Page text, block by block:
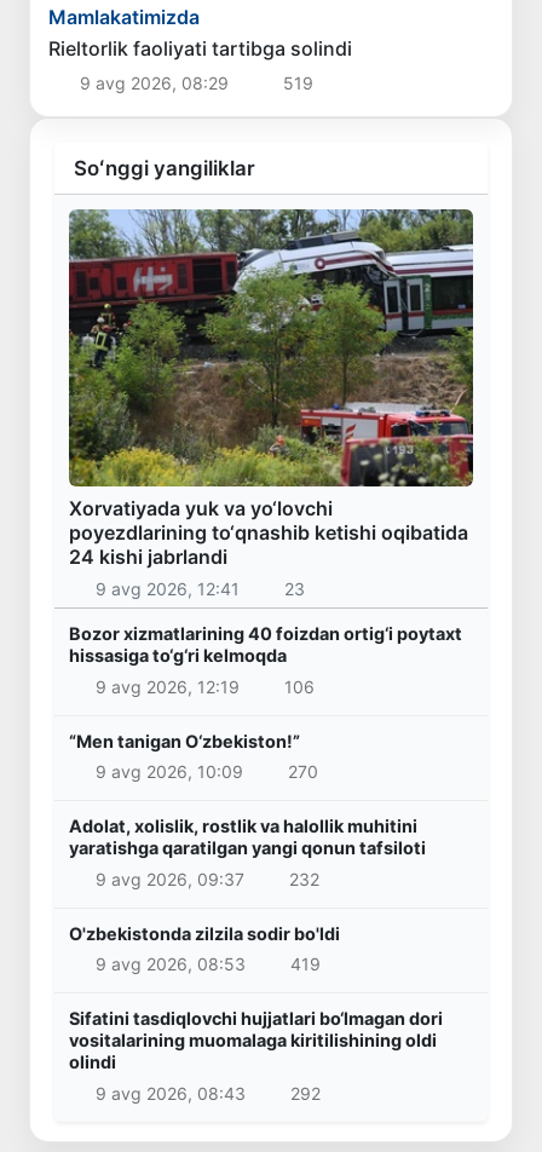
Mamlakatimizda
Rieltorlik faoliyati tartibga solindi
9 avg 2026, 08:29 519
Soʻnggi yangiliklar
Xorvatiyada yuk va yo‘lovchi
poyezdlarining to‘qnashib ketishi oqibatida
24 kishi jabrlandi
9 avg 2026, 12:41 23
Bozor xizmatlarining 40 foizdan ortig‘i poytaxt
hissasiga to‘g‘ri kelmoqda
9 avg 2026, 12:19
106
“Men tanigan O‘zbekiston!”
9 avg 2026, 10:09
270
Adolat, xolislik, rostlik va halollik muhitini
yaratishga qaratilgan yangi qonun tafsiloti
9 avg 2026, 09:37
232
O'zbekistonda zilzila sodir bo'ldi
9 avg 2026, 08:53
419
Sifatini tasdiqlovchi hujjatlari bo‘lmagan dori
vositalarining muomalaga kiritilishining oldi
olindi
9 avg 2026, 08:43
292